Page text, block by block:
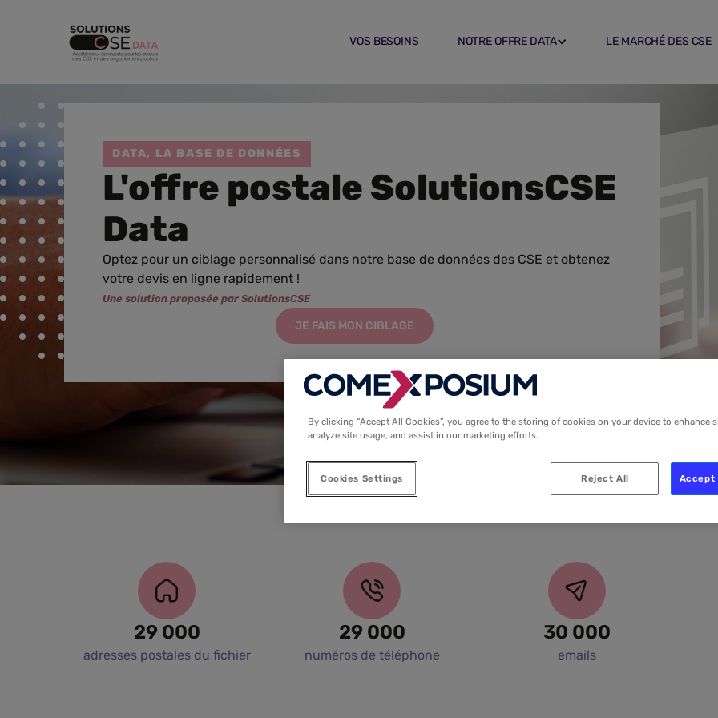
VOS BESOINS NOTRE OFFRE DATA LE MARCHÉ DES CSE
VOS BESOINS NOTRE OFFRE DATA LE MARCHÉ DES CSE
DATA, LA BASE DE DONNÉES
L'offre postale SolutionsCSE
Data
Optez pour un ciblage personnalisé dans notre base de données des CSE et obtenez
votre devis en ligne rapidement !
Une solution proposée par SolutionsCSE
JE FAIS MON CIBLAGE
29 000
adresses postales du fichier
29 000
numéros de téléphone
30 000
emails
By clicking “Accept All Cookies”, you agree to the storing of cookies on your device to enhance
analyze site usage, and assist in our marketing efforts.
Cookies Settings Reject All Accept